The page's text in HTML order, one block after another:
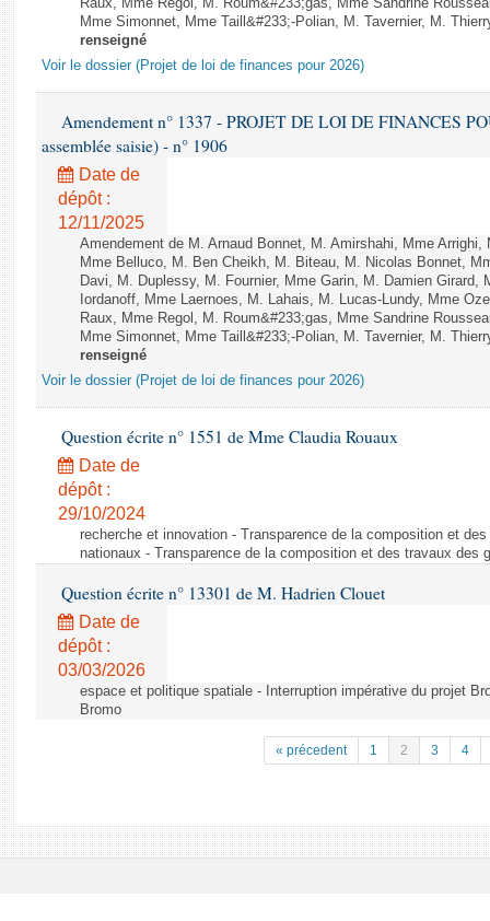
Raux, Mme Regol, M. Roum&#233;gas, Mme Sandrine
Mme Simonnet, Mme Taill&#233;-Polian, M. Tavernier, M.
renseigné
Voir le dossier (Projet de loi de finances pour 2026)
Amendement n° 1337 - PROJET DE LOI DE FINANCES
assemblée saisie) - n° 1906
Date de
dépôt :
12/11/2025
Amendement de M. Arnaud Bonnet, M. Amirshahi, Mme
Mme Belluco, M. Ben Cheikh, M. Biteau, M. Nicolas Bonnet,
Davi, M. Duplessy, M. Fournier, Mme Garin, M. Damien Girard,
Iordanoff, Mme Laernoes, M. Lahais, M. Lucas-Lundy, Mme
Raux, Mme Regol, M. Roum&#233;gas, Mme Sandrine
Mme Simonnet, Mme Taill&#233;-Polian, M. Tavernier, M.
renseigné
Voir le dossier (Projet de loi de finances pour 2026)
Question écrite n° 1551 de Mme Claudia Rouaux
Date de
dépôt :
29/10/2024
recherche et innovation - Transparence de la composition et
nationaux - Transparence de la composition et des travaux des
Question écrite n° 13301 de M. Hadrien Clouet
Date de
dépôt :
03/03/2026
espace et politique spatiale - Interruption impérative du projet
Bromo
« précedent 1 2 3 4